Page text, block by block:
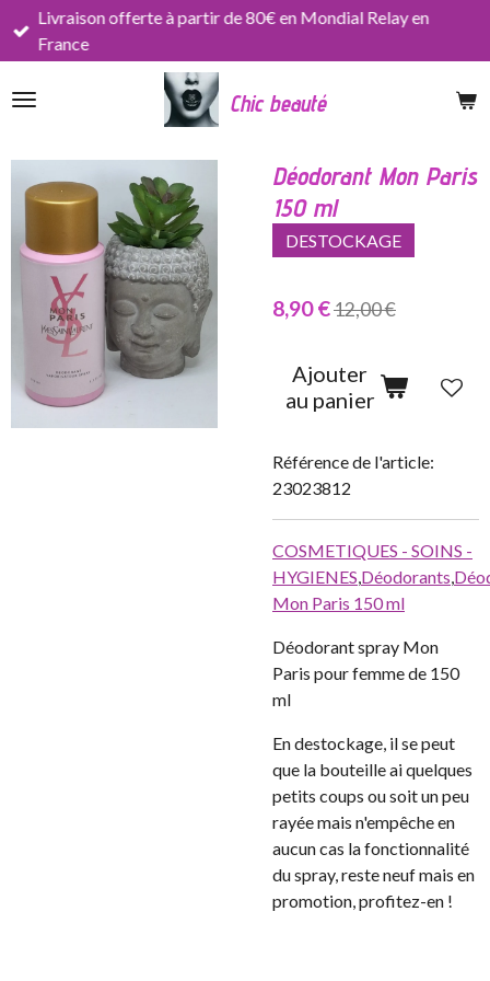
Passer
principal
Chic beauté
Livraison offerte à partir de 80€ en Mondial Relay en
France
Déodorant Mon Paris
150 ml
DESTOCKAGE
8,90 €12,00 €
Ajouter
au panier
Référence de l'article:
23023812
COSMETIQUES - SOINS -
HYGIENES,Déodorants,
Mon Paris 150 ml
Déodorant spray Mon
Paris pour femme de 150
ml
En destockage, il se peut
que la bouteille ai quelques
petits coups ou soit un peu
rayée mais n'empêche en
aucun cas la fonctionnalité
du spray, reste neuf mais en
promotion, profitez-en !